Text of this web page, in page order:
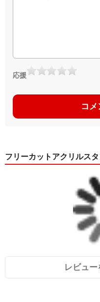
応援
コメ
フリーカットアクリルス
レビュ